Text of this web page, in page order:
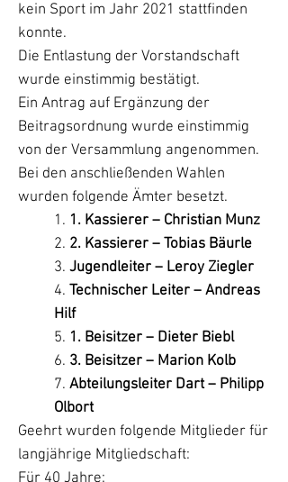
kein Sport im Jahr 2021 stattfinden
konnte.
Die Entlastung der Vorstandschaft
wurde einstimmig bestätigt.
Ein Antrag auf Ergänzung der
Beitragsordnung wurde einstimmig
von der Versammlung angenommen.
Bei den anschließenden Wahlen
wurden folgende Ämter besetzt.
1. 1. Kassierer – Christian Munz
2. 2. Kassierer – Tobias Bäurle
3. Jugendleiter – Leroy Ziegler
4. Technischer Leiter – Andreas
Hilf
5. 1. Beisitzer – Dieter Biebl
6. 3. Beisitzer – Marion Kolb
7. Abteilungsleiter Dart – Philipp
Olbort
Geehrt wurden folgende Mitglieder für
langjährige Mitgliedschaft:
Für 40 Jahre: